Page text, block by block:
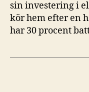
sin investering i
kör hem efter en
har 30 procent